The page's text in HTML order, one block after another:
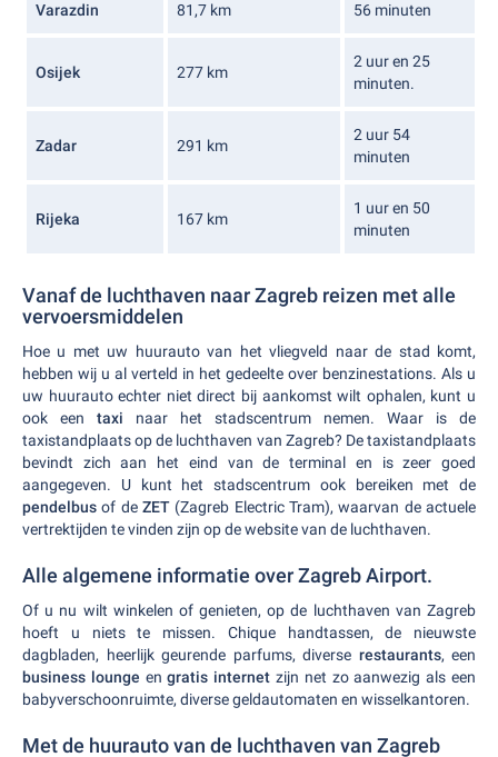
Varazdin 81,7 km 56 minuten
Osijek 277 km
2 uur en 25
minuten.
Zadar 291 km
2 uur 54
minuten
Rijeka 167 km
1 uur en 50
minuten
Vanaf de luchthaven naar Zagreb reizen met alle
vervoersmiddelen
Hoe u met uw huurauto van het vliegveld naar de stad komt,
hebben wij u al verteld in het gedeelte over benzinestations. Als u
uw huurauto echter niet direct bij aankomst wilt ophalen, kunt u
ook een taxi naar het stadscentrum nemen. Waar is de
taxistandplaats op de luchthaven van Zagreb? De taxistandplaats
bevindt zich aan het eind van de terminal en is zeer goed
aangegeven. U kunt het stadscentrum ook bereiken met de
pendelbus of de ZET (Zagreb Electric Tram), waarvan de actuele
vertrektijden te vinden zijn op de website van de luchthaven.
Alle algemene informatie over Zagreb Airport.
Of u nu wilt winkelen of genieten, op de luchthaven van Zagreb
hoeft u niets te missen. Chique handtassen, de nieuwste
dagbladen, heerlijk geurende parfums, diverse restaurants, een
business lounge engratis internet zijn net zo aanwezig als een
babyverschoonruimte, diverse geldautomaten en wisselkantoren.
Met de huurauto van de luchthaven van Zagreb